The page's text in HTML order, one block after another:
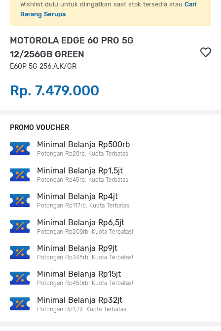
Wishlist dulu untuk diingatkan saat stok tersedia atau Cari
Barang Serupa
MOTOROLA EDGE 60 PRO 5G
12/256GB GREEN
E60P 5G 256.A.K/GR
Rp. 7.479.000
PROMO VOUCHER
Minimal Belanja Rp500rb
Potongan Rp28rb. Kuota Terbatas!
Minimal Belanja Rp1,5jt
Potongan Rp45rb. Kuota Terbatas!
Minimal Belanja Rp4jt
Potongan Rp117rb. Kuota Terbatas!
Minimal Belanja Rp6,5jt
Potongan Rp208rb. Kuota Terbatas!
Minimal Belanja Rp9jt
Potongan Rp345rb. Kuota Terbatas!
Minimal Belanja Rp15jt
Potongan Rp450rb. Kuota Terbatas!
Minimal Belanja Rp32jt
Potongan Rp1,7jt. Kuota Terbatas!